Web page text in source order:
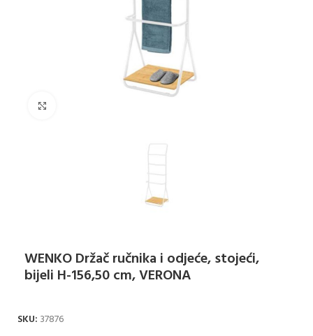
WENKO Držač ručnika i odjeće, stojeći,
bijeli H-156,50 cm, VERONA
SKU: 37876